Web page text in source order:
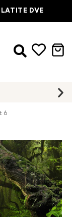
DVE
6